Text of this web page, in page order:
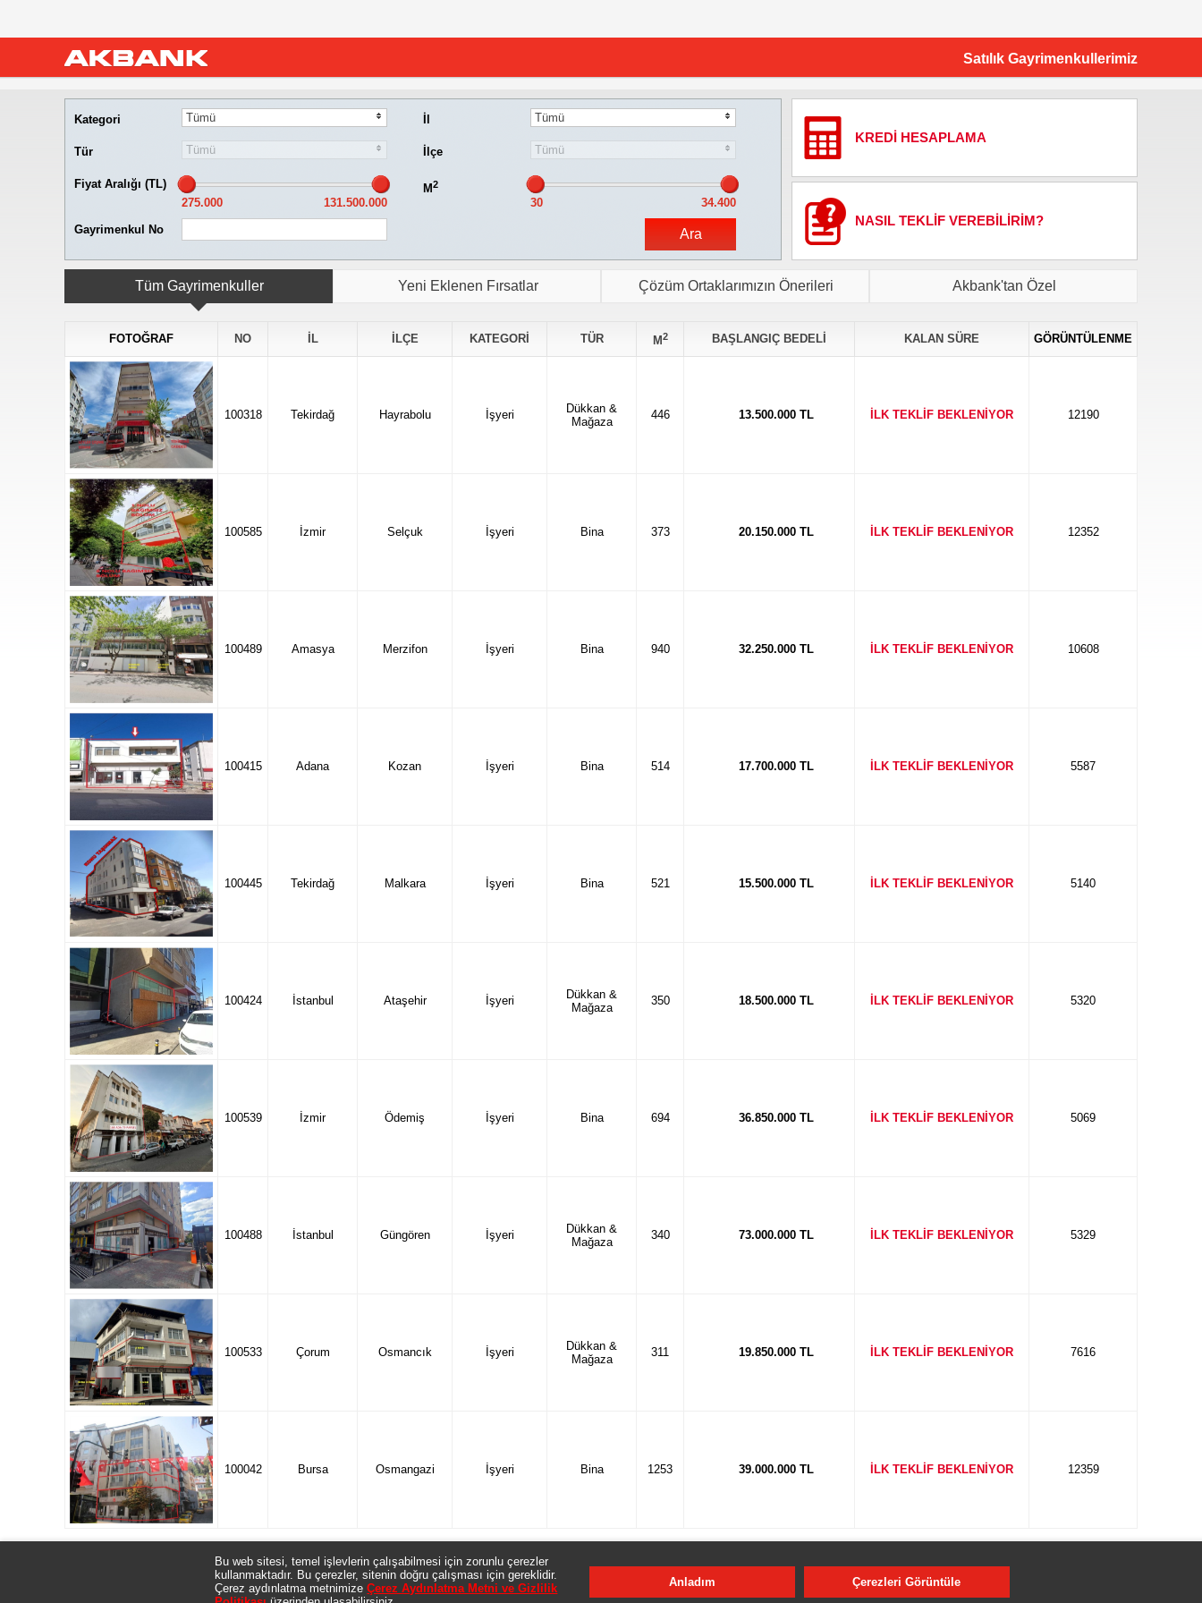
Satılık Gayrimenkullerimiz
Kategori Tümü Tümü
Tür Tümü İlçe Tümü
Fiyat Aralığı (TL) M2
Gayrimenkul No
KREDİ HESAPLAMA
NASIL TEKLİF VEREBİLİRİM?
Tüm Gayrimenkuller Yeni Eklenen Fırsatlar Çözüm Ortaklarımızın Önerileri Akbank'tan Özel
FOTOĞRAF NO İL İLÇE KATEGORİ TÜR M2 BAŞLANGIÇ BEDELİ KALAN SÜRE GÖRÜNTÜLENME
100318 Tekirdağ Hayrabolu İşyeri
Dükkan &
Mağaza
446 13.500.000 TL İLK TEKLİF BEKLENİYOR 12190
100585 İzmir Selçuk İşyeri Bina 373 20.150.000 TL İLK TEKLİF BEKLENİYOR 12352
100489 Amasya Merzifon İşyeri Bina 940 32.250.000 TL İLK TEKLİF BEKLENİYOR 10608
100415 Adana Kozan İşyeri Bina 514 17.700.000 TL İLK TEKLİF BEKLENİYOR 5587
100445 Tekirdağ Malkara İşyeri Bina 521 15.500.000 TL İLK TEKLİF BEKLENİYOR 5140
100424 İstanbul Ataşehir İşyeri
Dükkan &
Mağaza
350 18.500.000 TL İLK TEKLİF BEKLENİYOR 5320
100539 İzmir Ödemiş İşyeri Bina 694 36.850.000 TL İLK TEKLİF BEKLENİYOR 5069
100488 İstanbul Güngören İşyeri
Dükkan &
Mağaza
340 73.000.000 TL İLK TEKLİF BEKLENİYOR 5329
100533 Çorum Osmancık İşyeri
Dükkan &
Mağaza
311 19.850.000 TL İLK TEKLİF BEKLENİYOR 7616
100042 Bursa Osmangazi İşyeri Bina 1253 39.000.000 TL İLK TEKLİF BEKLENİYOR 12359
Gayrimenkullerle ilgili olarak Banka tarafından verilen tüm bilgiler, resimler, açıklamalar ve basında, internette yayınlanan her türlü ilanlar (satış listesi,tanıtım metni,gazete ilanı,internet,afiş vb.) taahhüt
niteliğinde olmayıp genel bilgi niteliğindedir. Gayrimenkulün fili durumuyla Banka tarafından verilen bilgilerin farklı olması halinde Banka'nın herhangi bir yükümlülüğü bulunmayacaktır.
Bu web sitesi, temel işlevlerin çalışabilmesi için zorunlu çerezler
kullanmaktadır. Bu çerezler, sitenin doğru çalışması için gereklidir.
Çerez aydınlatma metnimizeÇerez Aydınlatma Metni ve Gizlilik
Anladım Çerezleri Görüntüle